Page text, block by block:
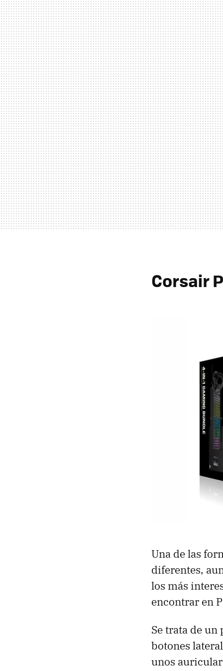
Corsair
Una de las
diferentes,
los más
encontrar en
Se trata de
botones
unos